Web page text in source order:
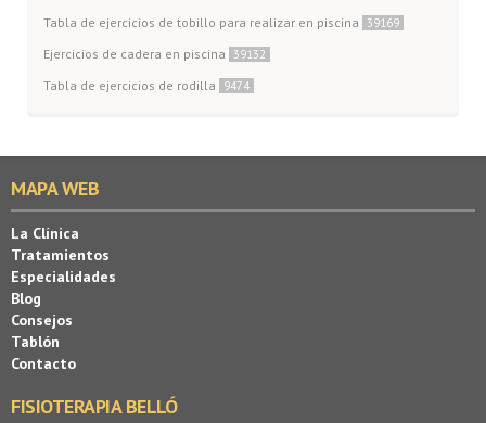
Tabla de ejercicios de tobillo para realizar en piscina 39169
Ejercicios de cadera en piscina 39132
Tabla de ejercicios de rodilla 9474
MAPA WEB
La Clínica
Tratamientos
Especialidades
Blog
Consejos
Tablón
Contacto
FISIOTERAPIA BELLÓ